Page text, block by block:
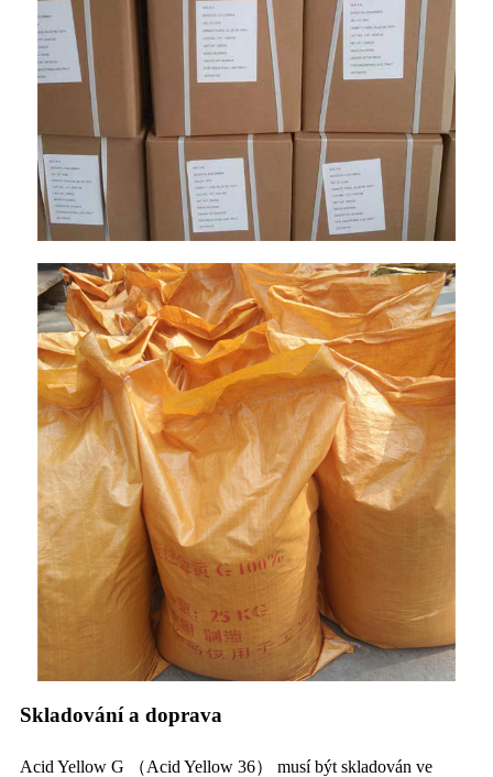
Skladování a doprava
Acid Yellow G （Acid Yellow 36） musí být skladován ve